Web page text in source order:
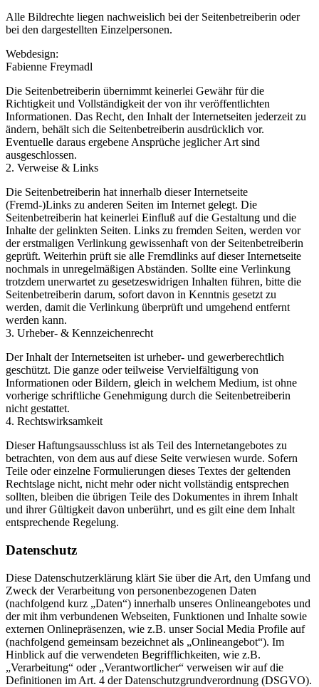
Alle Bildrechte liegen nachweislich bei der Seitenbetreiberin oder
bei den dargestellten Einzelpersonen.
Webdesign:
Fabienne Freymadl
Die Seitenbetreiberin übernimmt keinerlei Gewähr für die
Richtigkeit und Vollständigkeit der von ihr veröffentlichten
Informationen. Das Recht, den Inhalt der Internetseiten jederzeit zu
ändern, behält sich die Seitenbetreiberin ausdrücklich vor.
Eventuelle daraus ergebene Ansprüche jeglicher Art sind
ausgeschlossen.
2. Verweise & Links
Die Seitenbetreiberin hat innerhalb dieser Internetseite
(Fremd-)Links zu anderen Seiten im Internet gelegt. Die
Seitenbetreiberin hat keinerlei Einfluß auf die Gestaltung und die
Inhalte der gelinkten Seiten. Links zu fremden Seiten, werden vor
der erstmaligen Verlinkung gewissenhaft von der Seitenbetreiberin
geprüft. Weiterhin prüft sie alle Fremdlinks auf dieser Internetseite
nochmals in unregelmäßigen Abständen. Sollte eine Verlinkung
trotzdem unerwartet zu gesetzeswidrigen Inhalten führen, bitte die
Seitenbetreiberin darum, sofort davon in Kenntnis gesetzt zu
werden, damit die Verlinkung überprüft und umgehend entfernt
werden kann.
3. Urheber- & Kennzeichenrecht
Der Inhalt der Internetseiten ist urheber- und gewerberechtlich
geschützt. Die ganze oder teilweise Vervielfältigung von
Informationen oder Bildern, gleich in welchem Medium, ist ohne
vorherige schriftliche Genehmigung durch die Seitenbetreiberin
nicht gestattet.
4. Rechtswirksamkeit
Dieser Haftungsausschluss ist als Teil des Internetangebotes zu
betrachten, von dem aus auf diese Seite verwiesen wurde. Sofern
Teile oder einzelne Formulierungen dieses Textes der geltenden
Rechtslage nicht, nicht mehr oder nicht vollständig entsprechen
sollten, bleiben die übrigen Teile des Dokumentes in ihrem Inhalt
und ihrer Gültigkeit davon unberührt, und es gilt eine dem Inhalt
entsprechende Regelung.
Datenschutz
Diese Datenschutzerklärung klärt Sie über die Art, den Umfang und
Zweck der Verarbeitung von personenbezogenen Daten
(nachfolgend kurz „Daten“) innerhalb unseres Onlineangebotes und
der mit ihm verbundenen Webseiten, Funktionen und Inhalte sowie
externen Onlinepräsenzen, wie z.B. unser Social Media Profile auf
(nachfolgend gemeinsam bezeichnet als „Onlineangebot“). Im
Hinblick auf die verwendeten Begrifflichkeiten, wie z.B.
„Verarbeitung“ oder „Verantwortlicher“ verweisen wir auf die
Definitionen im Art. 4 der Datenschutzgrundverordnung (DSGVO).